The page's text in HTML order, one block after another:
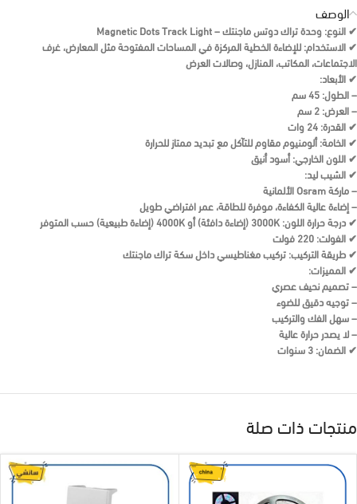
الوصف
✔النوع:وحدة تراك دوتس ماجنتك – Magnetic Dots Track Light
✔الاستخدام:للإضاءة الخطية المركزة في المساحات المفتوحة مثل المعارض، غرف
الاجتماعات، المكاتب، المنازل، وصالات العرض
✔الأبعاد:
–الطول:
–العرض:
✔القدرة:
✔الخامة:ألومنيوم مقاوم للتآكل مع تبديد ممتاز للحرارة
✔اللون الخارجي:أسود أنيق
✔الشيب ليد:
– ماركةOsramالألمانية
– إضاءة عالية الكفاءة، موفرة للطاقة، عمر افتراضي طويل
✔درجة حرارة اللون:
✔الفولت:
✔طريقة التركيب:تركيب مغناطيسي داخل سكة تراك ماجنتك
✔المميزات:
– تصميم نحيف عصري
– توجيه دقيق للضوء
– سهل الفك والتركيب
– لا يصدر حرارة عالية
✔الضمان:
منتجات ذات صلة